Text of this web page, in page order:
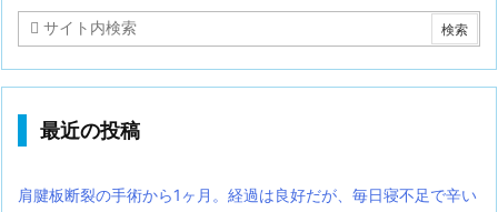
最近の投稿
肩腱板断裂の手術から1ヶ月。経過は良好だが、毎日寝不足で辛い